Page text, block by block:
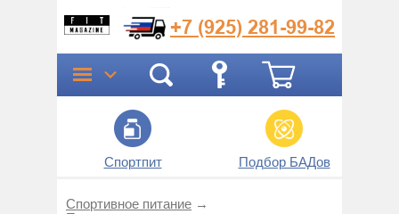
+7 (925) 281-99-82
Спортпит Подбор БАДов
Спортивное питание →